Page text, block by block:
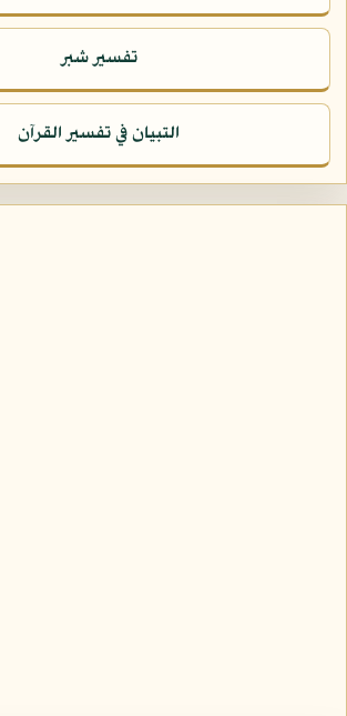
تفسير شبر
التبيان في تفسير القرآن